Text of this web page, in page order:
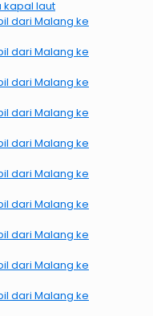
kapal laut
dari Malang ke
dari Malang ke
dari Malang ke
dari Malang ke
dari Malang ke
dari Malang ke
dari Malang ke
dari Malang ke
dari Malang ke
dari Malang ke